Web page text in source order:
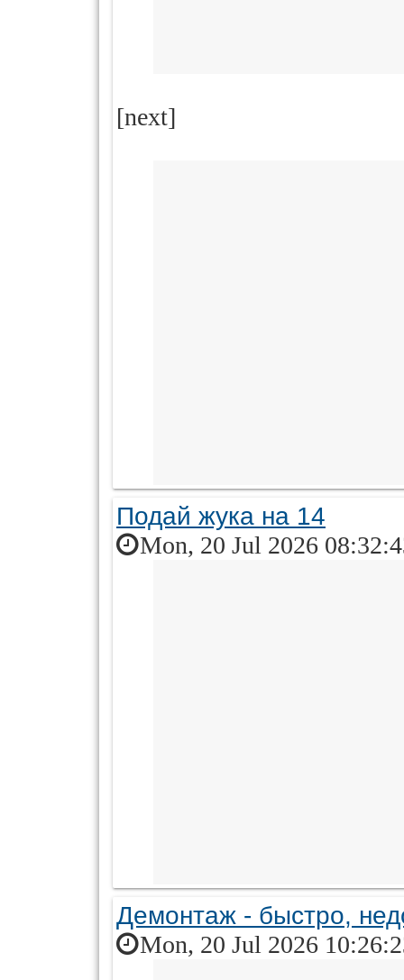
[next]
Подай жука на 14
Mon, 20 Jul 2026
Демонтаж - быстро,
Mon, 20 Jul 2026